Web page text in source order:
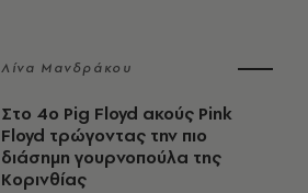
Λίνα Μανδράκου
Στο 4ο Pig Floyd ακούς Pink
Floyd τρώγοντας την πιο
διάσημη γουρνοπούλα της
Κορινθίας